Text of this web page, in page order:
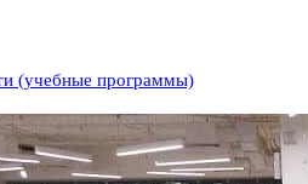
(учебные программы)